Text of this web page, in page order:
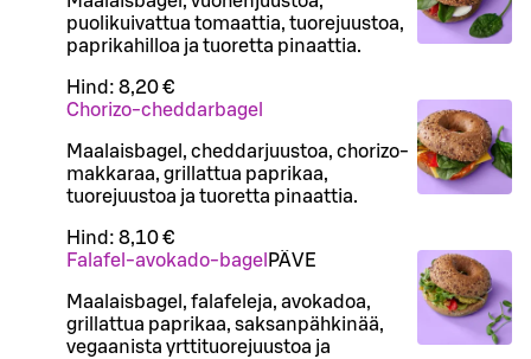
puolikuivattua tomaattia, tuorejuustoa,
paprikahilloa ja tuoretta pinaattia.
Hind: 8,20 €
Chorizo-cheddarbagel
Maalaisbagel, cheddarjuustoa, chorizo-
makkaraa, grillattua paprikaa,
tuorejuustoa ja tuoretta pinaattia.
Hind: 8,10 €
Falafel-avokado-bagel PÄVE
Maalaisbagel, falafeleja, avokadoa,
grillattua paprikaa, saksanpähkinää,
vegaanista yrttituorejuustoa ja